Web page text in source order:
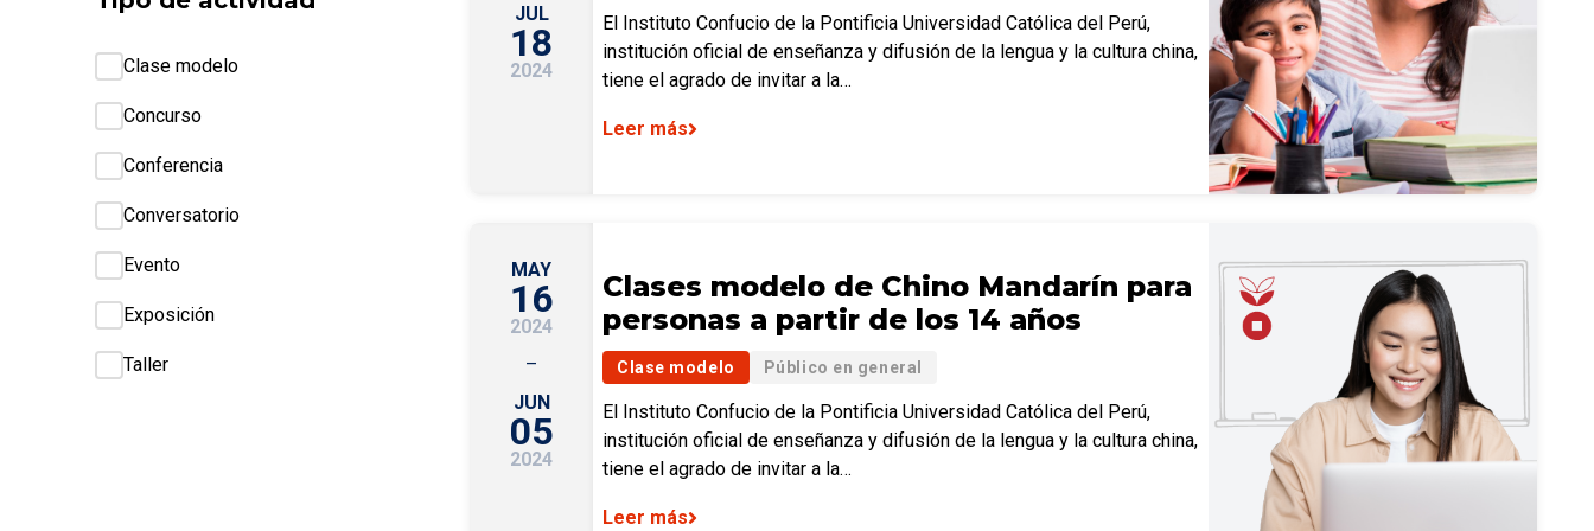
Clase modelo
Concurso
Conferencia
Conversatorio
Evento
Exposición
Taller
JUL
18
2024
El Instituto Confucio de la Pontificia Universidad Católica del Perú,
institución oficial de enseñanza y difusión de la lengua y la cultura china,
tiene el agrado de invitar a la…
Leer más
MAY
16
2024
–
JUN
05
2024
Clases modelo de Chino Mandarín para
personas a partir de los 14 años
Clase modelo Público en general
El Instituto Confucio de la Pontificia Universidad Católica del Perú,
institución oficial de enseñanza y difusión de la lengua y la cultura china,
tiene el agrado de invitar a la…
Leer más